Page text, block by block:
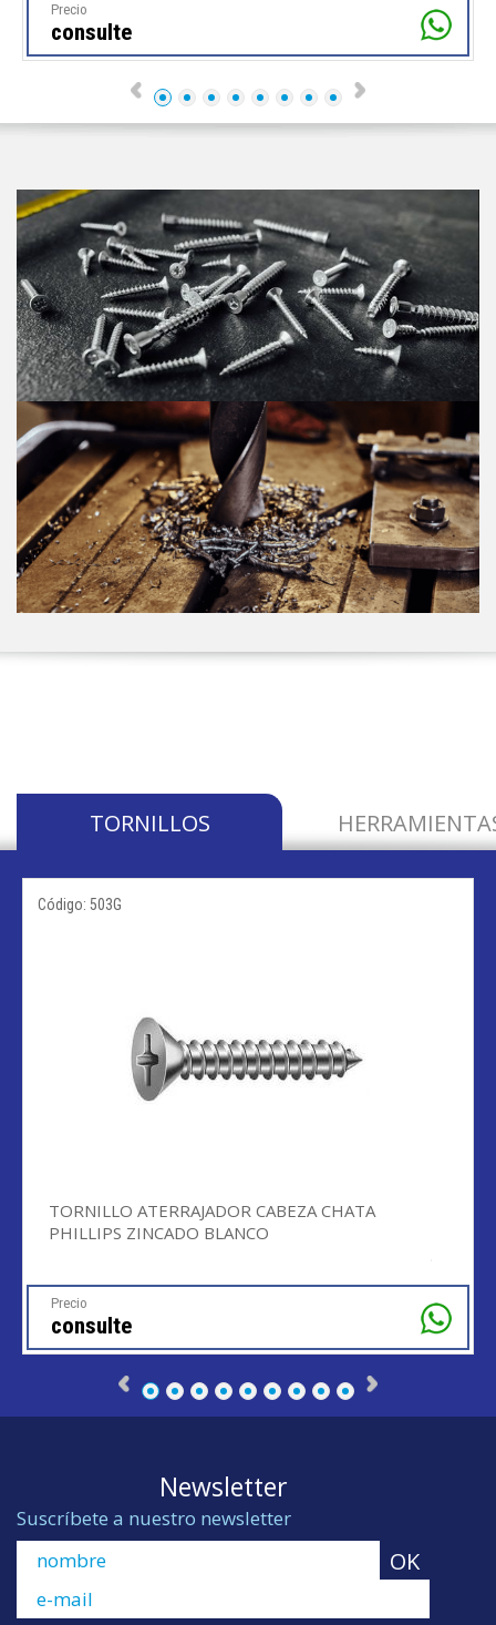
Precio
consulte
TORNILLOS
Código: 503G
TORNILLO ATERRAJADOR CABEZA CHATA
PHILLIPS ZINCADO BLANCO
Precio
consulte
Newsletter
Suscríbete a nuestro newsletter